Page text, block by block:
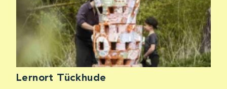
Lernort Tückhude